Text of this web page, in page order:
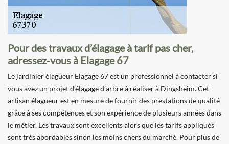
Pour des travaux d’élagage à tarif pas cher,
adressez-vous à Elagage 67
Le jardinier élagueur Elagage 67 est un professionnel à contacter si
vous avez un projet d’élagage d’arbre à réaliser à Dingsheim. Cet
artisan élagueur est en mesure de fournir des prestations de qualité
grâce à ses compétences et son expérience de plusieurs années dans
le métier. Les travaux sont excellents alors que les tarifs appliqués
sont très abordables sinon les moins chers du marché. Pour plus de